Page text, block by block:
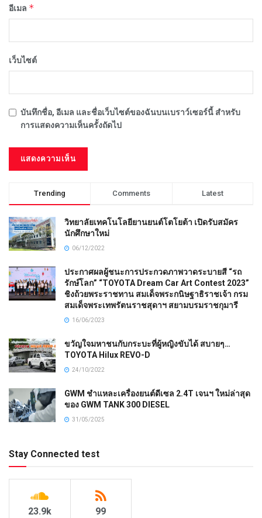
อีเมล *
เว็บไซต์
บันทึกชื่อ, อีเมล และชื่อเว็บไซต์ของฉันบนเบราว์เซอร์นี้ สำหรับ
การแสดงความเห็นครั้งถัดไป
Trending Comments Latest
วิทยาลัยเทคโนโลยียานยนต์โตโยต้า เปิดรับสมัคร
นักศึกษาใหม่
06/12/2022
ประกาศผลผู้ชนะการประกวดภาพวาดระบายสี “รถ
รักษ์โลก” “TOYOTA Dream Car Art Contest 2023”
ชิงถ้วยพระราชทาน สมเด็จพระกนิษฐาธิราชเจ้า กรม
สมเด็จพระเทพรัตนราชสุดาฯ สยามบรมราชกุมารี
16/06/2023
ขวัญใจมหาชนกับกระบะที่ผู้หญิงขับได้ สบายๆ…
TOYOTA Hilux REVO-D
24/10/2022
GWM ชำแหละเครื่องยนต์ดีเซล 2.4T เจนฯ ใหม่ล่าสุด
ของ GWM TANK 300 DIESEL
31/05/2025
Stay Connected test
23.9k 99